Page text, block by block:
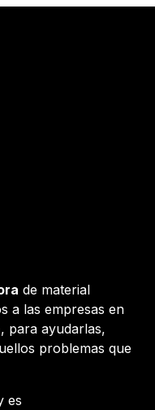
de material
a las empresas en
, para ayudarlas,
problemas que
es